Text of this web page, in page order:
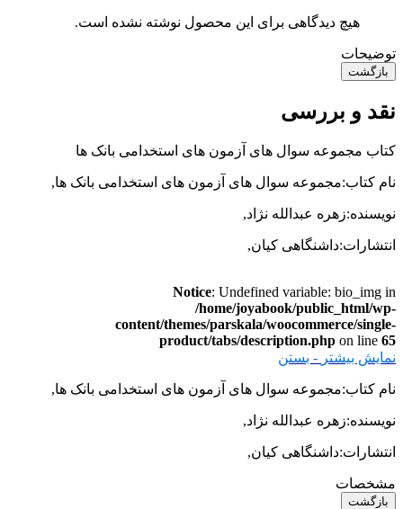
هیچ دیدگاهی برای این محصول نوشته نشده است.
توضیحات
بازگشت
نقد و بررسی
کتاب مجموعه سوال های آزمون های استخدامی بانک ها
نام کتاب:مجموعه سوال های آزمون های استخدامی بانک ها,
نویسنده:زهره عبدالله نژاد,
انتشارات:داشنگاهی کیان,
Notice: Undefined variable: bio_img in
/home/joyabook/public_html/wp-
content/themes/parskala/woocommerce/single-
product/tabs/description.php on line 65
نمایش بیشتر - بستن
نام کتاب:مجموعه سوال های آزمون های استخدامی بانک ها,
نویسنده:زهره عبدالله نژاد,
انتشارات:داشنگاهی کیان,
مشخصات
بازگشت